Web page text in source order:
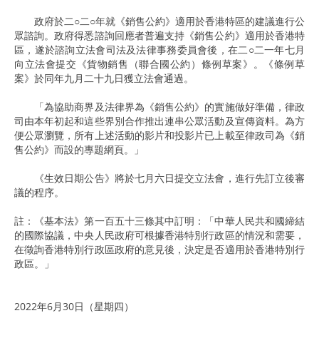
政府於二○二○年就《銷售公約》適用於香港特區的建議進行公
眾諮詢。政府得悉諮詢回應者普遍支持《銷售公約》適用於香港特
區，遂於諮詢立法會司法及法律事務委員會後，在二○二一年七月
向立法會提交《貨物銷售（聯合國公約）條例草案》。《條例草
案》於同年九月二十九日獲立法會通過。
「為協助商界及法律界為《銷售公約》的實施做好準備，律政
司由本年初起和這些界別合作推出連串公眾活動及宣傳資料。為方
便公眾瀏覽，所有上述活動的影片和投影片已上載至律政司為《銷
售公約》而設的專題網頁。」
《生效日期公告》將於七月六日提交立法會，進行先訂立後審
議的程序。
註：《基本法》第一百五十三條其中訂明：「中華人民共和國締結
的國際協議，中央人民政府可根據香港特別行政區的情況和需要，
在徵詢香港特別行政區政府的意見後，決定是否適用於香港特別行
政區。」
2022年6月30日（星期四）